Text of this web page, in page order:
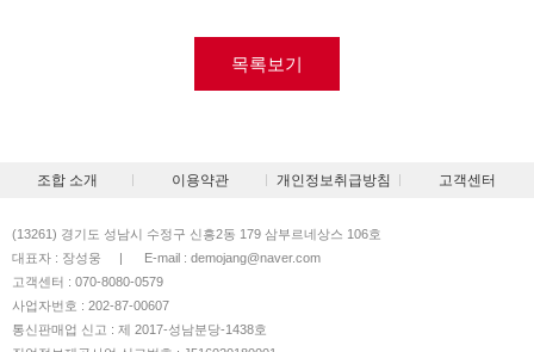
목록보기
조합 소개 이용약관 개인정보취급방침 고객센터
(13261) 경기도 성남시 수정구 신흥2동 179 삼부르네상스 106호
대표자 : 장성웅
|
E-mail : demojang@naver.com
고객센터 : 070-8080-0579
사업자번호 : 202-87-00607
통신판매업 신고 : 제 2017-성남분당-1438호